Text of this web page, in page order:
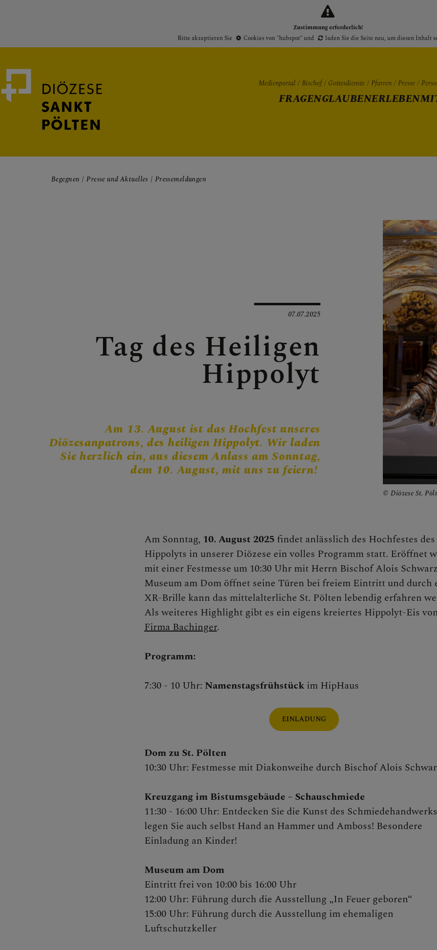
Zustimmung erforderlich!
Bitte akzeptieren Sie
Cookies von "hubspot"und laden Sie die Seite neu, um diesen Inhalt
Medienportal Bischof
GLAUBEN
ERLEBEN
MITMACHEN
BEGEGNEN
Begegnungstage
Seelsorge
Bischof
Diözesane Verwaltung
Pfarren
Medienplattform
Kontakt
Medienportal Bischof Gottesdienste Pfarren Presse
FRAGENGLAUBENERLEBEN
Begegnen Presse und Aktuelles Pressemeldungen
07.07.2025
Tag des Heiligen
Hippolyt
Am 13. August ist das Hochfest unseres
Diözesanpatrons, des heiligen Hippolyt. Wir laden
Sie herzlich ein, aus diesem Anlass am Sonntag,
dem 10. August, mit uns zu feiern!
Diözese St.
Am Sonntag, 10. August 2025 findet anlässlich des Hochfestes
Hippolyts in unserer Diözese ein volles Programm statt. Eröffnet
mit einer Festmesse um 10:30 Uhr mit Herrn Bischof Alois
Museum am Dom öffnet seine Türen bei freiem Eintritt und durch
XR-Brille kann das mittelalterliche St. Pölten lebendig erfahren
Als weiteres Highlight gibt es ein eigens kreiertes Hippolyt-Eis
Firma Bachinger.
Programm:
7:30 - 10 Uhr: Namenstagsfrühstückim HipHaus
EINLADUNG
Dom zu St. Pölten
10:30 Uhr: Festmesse mit Diakonweihe durch Bischof Alois
Kreuzgang im Bistumsgebäude – Schauschmiede
11:30 - 16:00 Uhr: Entdecken Sie die Kunst des Schmiedehandwerks
legen Sie auch selbst Hand an Hammer und Amboss! Besondere
Einladung an Kinder!
Museum am Dom
Eintritt frei von 10:00 bis 16:00 Uhr
12:00 Uhr: Führung durch die Ausstellung „In Feuer geboren“
15:00 Uhr: Führung durch die Ausstellung im ehemaligen
Luftschutzkeller